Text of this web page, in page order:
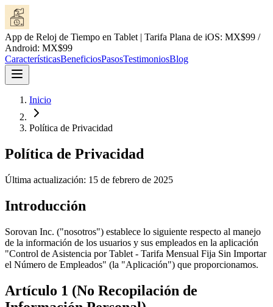
App de Reloj de Tiempo en Tablet | Tarifa Plana de iOS: MX$99 /
Android: MX$99
CaracterísticasBeneficiosPasosTestimoniosBlog
Inicio
Política de Privacidad
Política de Privacidad
Última actualización: 15 de febrero de 2025
Introducción
Sorovan Inc. ("nosotros") establece lo siguiente respecto al manejo
de la información de los usuarios y sus empleados en la aplicación
"Control de Asistencia por Tablet - Tarifa Mensual Fija Sin Importar
el Número de Empleados" (la "Aplicación") que proporcionamos.
Artículo 1 (No Recopilación de